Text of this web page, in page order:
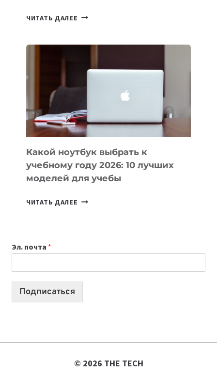
ЧИТАТЬ ДАЛЕЕ
ПОМОГАЮТ
СОЗДАВАТЬ
БЕЗ
СЛОЖНОГО
КОДА
Какой ноутбук выбрать к
учебному году 2026: 10 лучших
моделей для учебы
ЧИТАТЬ ДАЛЕЕ КАКОЙ
2026:
10
Эл. почта *
Подписаться
© 2026 THE TECH